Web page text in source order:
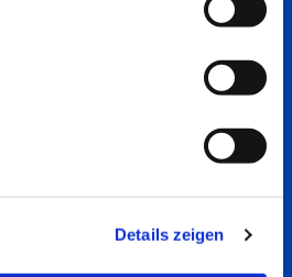
Details zeigen